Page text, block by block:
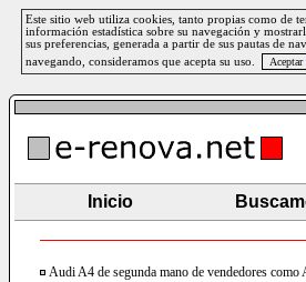
Este sitio web utiliza cookies, tanto propias como de
información estadística sobre su navegación y
sus preferencias, generada a partir de sus pautas de
navegando, consideramos que acepta su uso.
Inicio
Audi A4 de segunda mano de vendedores como